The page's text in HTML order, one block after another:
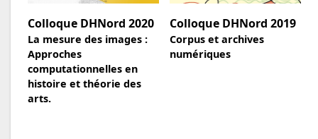
Colloque DHNord 2020
La mesure des images :
Approches
computationnelles en
histoire et théorie des
arts.
Colloque DHNord 2019
Corpus et archives
numériques